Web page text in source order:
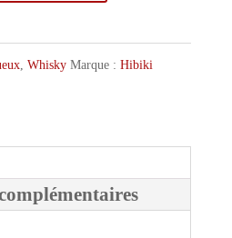
, Whisky Marque : Hibiki